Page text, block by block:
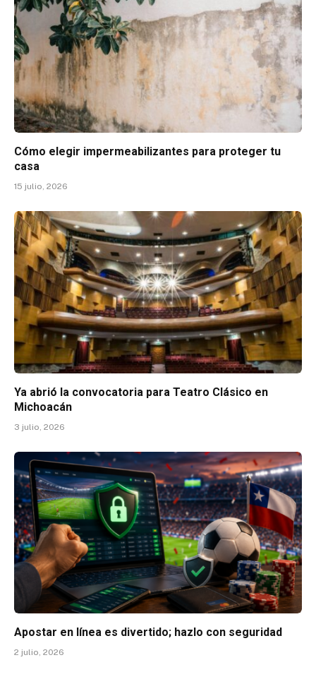
Cómo elegir impermeabilizantes para proteger tu
casa
15 julio, 2026
Ya abrió la convocatoria para Teatro Clásico en
Michoacán
3 julio, 2026
Apostar en línea es divertido; hazlo con seguridad
2 julio, 2026